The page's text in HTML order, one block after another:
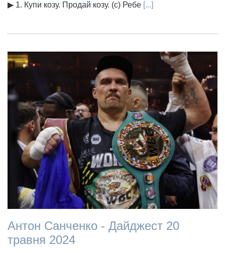
▶ 1. Купи козу. Продай козу. (с) Ребе [...]
Антон Санченко - Дайджест 20
травня 2024